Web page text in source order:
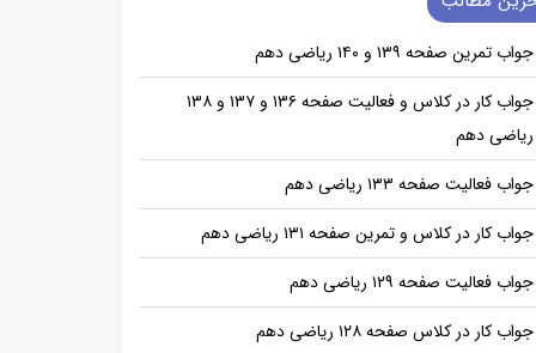
جواب تمرین صفحه ۱۳۹ و ۱۴۰ ریاضی دهم
جواب کار در کلاس و فعالیت صفحه ۱۳۶ و ۱۳۷ و ۱۳۸
ریاضی دهم
جواب فعالیت صفحه ۱۳۳ ریاضی دهم
جواب کار در کلاس و تمرین صفحه ۱۳۱ ریاضی دهم
جواب فعالیت صفحه ۱۲۹ ریاضی دهم
جواب کار در کلاس صفحه ۱۲۸ ریاضی دهم